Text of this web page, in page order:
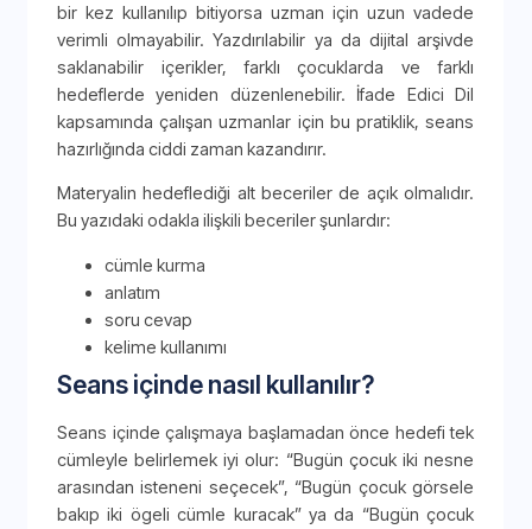
bir kez kullanılıp bitiyorsa uzman için uzun vadede
verimli olmayabilir. Yazdırılabilir ya da dijital arşivde
saklanabilir içerikler, farklı çocuklarda ve farklı
hedeflerde yeniden düzenlenebilir. İfade Edici Dil
kapsamında çalışan uzmanlar için bu pratiklik, seans
hazırlığında ciddi zaman kazandırır.
Materyalin hedeflediği alt beceriler de açık olmalıdır.
Bu yazıdaki odakla ilişkili beceriler şunlardır:
cümle kurma
anlatım
soru cevap
kelime kullanımı
Seans içinde nasıl kullanılır?
Seans içinde çalışmaya başlamadan önce hedefi tek
cümleyle belirlemek iyi olur: “Bugün çocuk iki nesne
arasından isteneni seçecek”, “Bugün çocuk görsele
bakıp iki ögeli cümle kuracak” ya da “Bugün çocuk